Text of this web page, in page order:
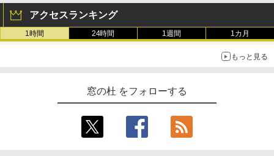
￥1,766
bデザイン入門講座［第2版］
ない、大きな画面で読みやすい、6週間持
続バッテリー、6インチディスプレイ電子
書籍リーダー、マッチャ、16GB、広告な
し
Kindle Paperwhite シグニチャーエディ
るさ自動調整、色調調節ライト、12週間
持続バッテリー、広告なし、メタリック
ブラック
アクセスランキング
1時間 24時間 1週間 1カ月
もっと見る
窓の杜 をフォローする